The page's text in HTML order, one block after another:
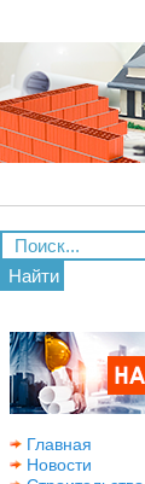
Найти
Главная
Новости